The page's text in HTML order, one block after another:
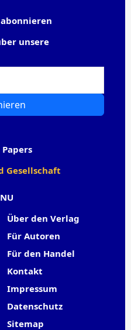
Über den Verlag
Für Autoren
Für den Handel
Kontakt
Impressum
Datenschutz
Sitemap
unsere
Gesellschaft